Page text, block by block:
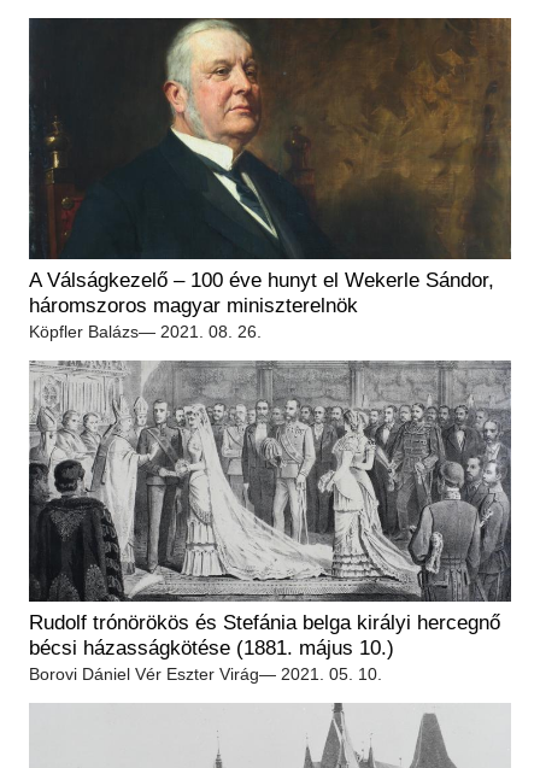
A Válságkezelő – 100 éve hunyt el Wekerle Sándor,
háromszoros magyar miniszterelnök
Köpfler Balázs— 2021. 08. 26.
Rudolf trónörökös és Stefánia belga királyi hercegnő
bécsi házasságkötése (1881. május 10.)
Borovi Dániel Vér Eszter Virág— 2021. 05. 10.